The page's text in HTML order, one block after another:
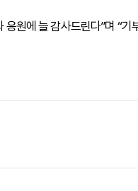
원에 늘 감사드린다”며 “기